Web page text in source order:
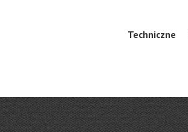
Menu
SkipTechniczne